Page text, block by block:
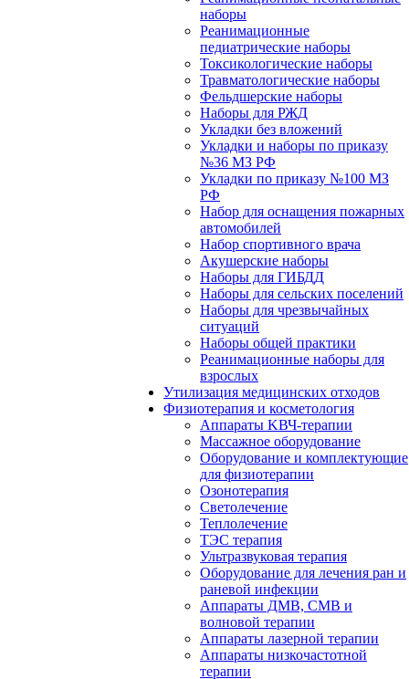
наборы
Реанимационные
педиатрические наборы
Токсикологические наборы
Травматологические наборы
Фельдшерские наборы
Наборы для РЖД
Укладки без вложений
Укладки и наборы по приказу
№36 МЗ РФ
Укладки по приказу №100 МЗ
РФ
Набор для оснащения пожарных
автомобилей
Набор спортивного врача
Акушерские наборы
Наборы для ГИБДД
Наборы для сельских поселений
Наборы для чрезвычайных
ситуаций
Наборы общей практики
Реанимационные наборы для
взрослых
Утилизация медицинских отходов
Физиотерапия и косметология
Аппараты KВЧ-терапии
Массажное оборудование
Оборудование и комплектующие
для физиотерапии
Озонотерапия
Светолечение
Теплолечение
ТЭС терапия
Ультразвуковая терапия
Оборудование для лечения ран и
раневой инфекции
Аппараты ДМВ, СМВ и
волновой терапии
Аппараты лазерной терапии
Аппараты низкочастотной
терапии